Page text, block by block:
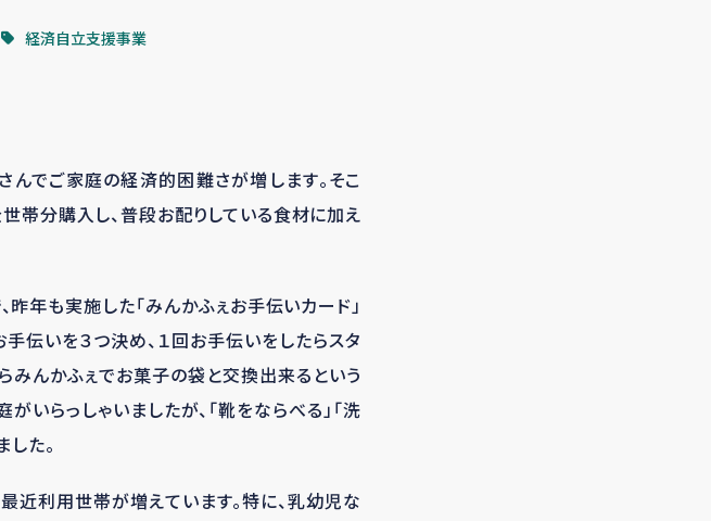
経済自立支援事業
でご家庭の経済的困難さが増します。そこ
世帯分購入し、普段お配りしている食材に加え
昨年も実施した「みんかふぇお手伝いカード」
伝いを３つ決め、１回お手伝いをしたらスタ
みんかふぇでお菓子の袋と交換出来るという
いらっしゃいましたが、「靴をならべる」「洗
た。
近利用世帯が増えています。特に、乳幼児な